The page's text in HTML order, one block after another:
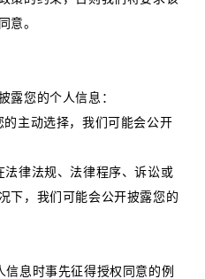
意。
露您的个人信息：
的主动选择，我们可能会公开
法律法规、法律程序、诉讼或
下，我们可能会公开披露您的
息时事先征得授权同意的例